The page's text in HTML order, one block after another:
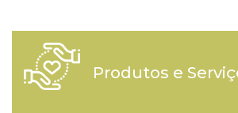
Produtos e